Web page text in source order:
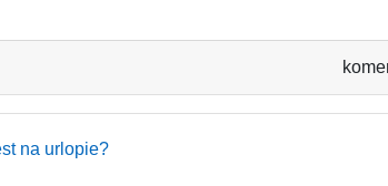
na urlopie?